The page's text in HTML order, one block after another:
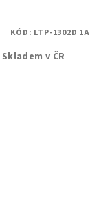
Skladem v ČR
KÓD: LTP-1302D 1A